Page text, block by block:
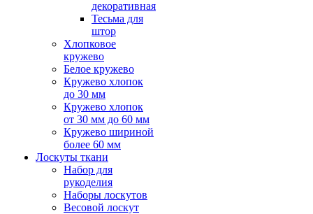
декоративная
Тесьма для
штор
Хлопковое
кружево
Белое кружево
Кружево хлопок
до 30 мм
Кружево хлопок
от 30 мм до 60 мм
Кружево шириной
более 60 мм
Лоскуты ткани
Набор для
рукоделия
Наборы лоскутов
Весовой лоскут